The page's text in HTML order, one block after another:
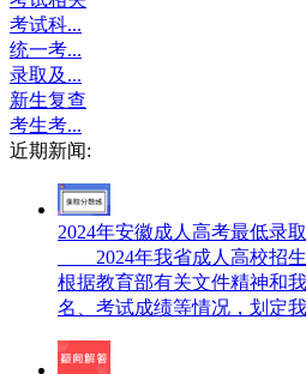
考试科...
统一考...
录取及...
新生复查
考生考...
近期新闻:
2024年安徽成人高考最低录
2024年我省成人高校招生
根据教育部有关文件精神和
名、考试成绩等情况，划定